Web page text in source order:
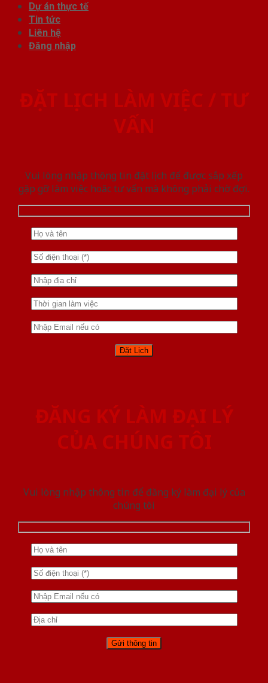
Dự án thực tế
Tin tức
Liên hệ
Đăng nhập
ĐẶT LỊCH LÀM VIỆC / TƯ
VẤN
Vui lòng nhập thông tin đặt lịch để được sắp xếp
gặp gỡ làm việc hoăc tư vấn mà không phải chờ đợi.
ĐĂNG KÝ LÀM ĐẠI LÝ
CỦA CHÚNG TÔI
Vui lòng nhập thông tin để đăng ký làm đại lý của
chúng tôi